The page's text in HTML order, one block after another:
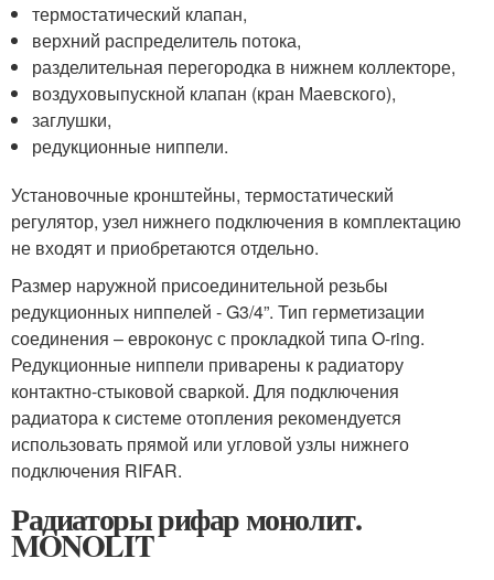
термостатический клапан,
верхний распределитель потока,
разделительная перегородка в нижнем коллекторе,
воздуховыпускной клапан (кран Маевского),
заглушки,
редукционные ниппели.
Установочные кронштейны, термостатический
регулятор, узел нижнего подключения в комплектацию
не входят и приобретаются отдельно.
Размер наружной присоединительной резьбы
редукционных ниппелей - G3/4”. Тип герметизации
соединения – евроконус с прокладкой типа O-ring.
Редукционные ниппели приварены к радиатору
контактно-стыковой сваркой. Для подключения
радиатора к системе отопления рекомендуется
использовать прямой или угловой узлы нижнего
подключения RIFAR.
Радиаторы рифар монолит.
MONOLIT